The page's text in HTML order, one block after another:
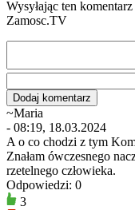
Wysyłając ten
Zamosc.TV
~Maria
- 08:19, 18.03.2024
A o co chodzi z tym
Znałam ówczesnego
rzetelnego człowieka.
Odpowiedzi: 0
3